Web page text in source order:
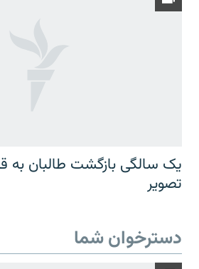
یک سالگی بازگشت طالبان به
تصویر
دسترخوان شما